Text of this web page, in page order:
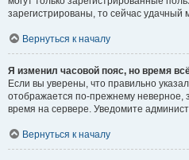
зарегистрированы, то сейчас удачный
Вернуться к началу
Я изменил часовой пояс, но время
Если вы уверены, что правильно
отображается по-прежнему неверное,
время на сервере. Уведомите
Вернуться к началу